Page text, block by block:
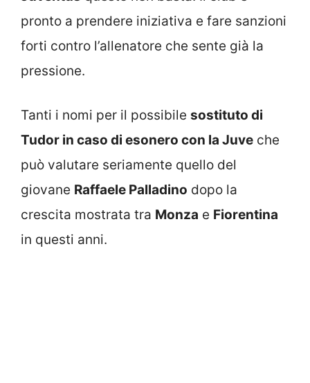
pronto a prendere iniziativa e fare sanzioni
forti contro l’allenatore che sente già la
pressione.
Tanti i nomi per il possibile sostituto di
Tudor in caso di esonero con la Juve che
può valutare seriamente quello del
giovane Raffaele Palladino dopo la
crescita mostrata tra Monza e Fiorentina
in questi anni.